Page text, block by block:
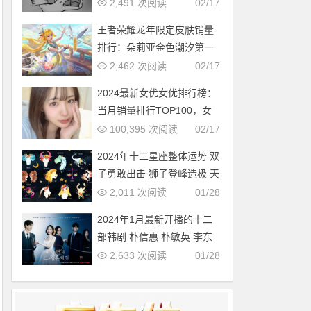
02/17
2,491 次阅读
王者荣耀龙年限定皮肤销量
排行：朵莉亚金色潮汐第一
02/17
2,462 次阅读
2024最新女优女优排行榜：
当月销量排行TOP100，女
优新人多多（2024年1月，
02/17
100,395 次阅读
2024年十二星座整体运势 双
子勇敢出击 狮子登峰造极 天
蝎适者生存 摩羯脱胎换骨01/28
2,011 次阅读
2024年1月最新开播的十二
部韩剧 朴信惠 朴敏英 李东
旭新剧必追
01/28
2,633 次阅读